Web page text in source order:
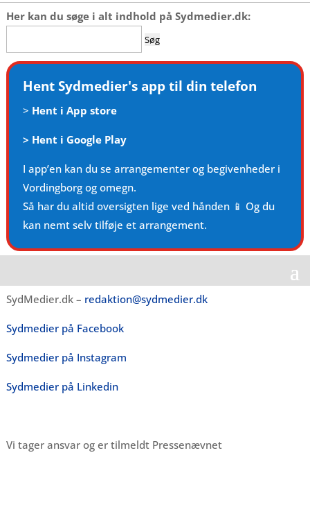
Her kan du søge i alt indhold på Sydmedier.dk:
efter:
Hent Sydmedier's app til din telefon
> Hent i App store
> Hent i Google Play
I app’en kan du se arrangementer og begivenheder i
Vordingborg og omegn.
Så har du altid oversigten lige ved hånden 📱 Og du
kan nemt selv tilføje et arrangement.
SydMedier.dk – redaktion@sydmedier.dk
Sydmedier på Facebook
Sydmedier på Instagram
Sydmedier på Linkedin
Vi tager ansvar og er tilmeldt Pressenævnet